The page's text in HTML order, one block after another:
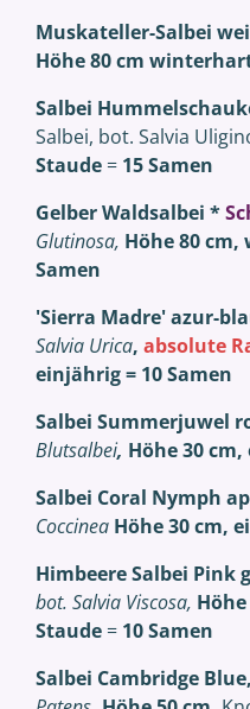
Muskateller-Salbei
Höhe 80 cm
Salbei
Salbei, bot. Salvia
Staude = 15 Samen
Gelber Waldsalbei *
Glutinosa, Höhe80 cm,
Samen
'Sierra Madre' azur-
Salvia Urica, absolute
einjährig= 10 Samen
Salbei Summerjuwel
Blutsalbei, Höhe30 cm,
Salbei Coral Nymph
Coccinea Höhe 30 cm,
Himbeere Salbei
bot. Salvia Viscosa,
Staude = 10 Samen
Salbei Cambridge